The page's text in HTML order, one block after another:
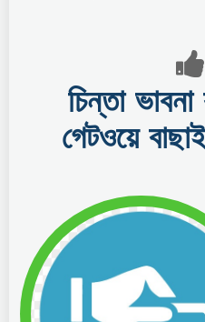
চিন্তা ভাবনা
গেটওয়ে